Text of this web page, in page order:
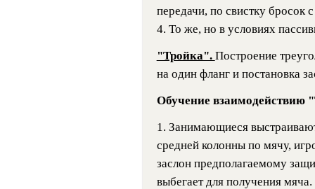
передачи, по свистку бросок
4. То же, но в условиях
"Тройка". Построение
на один фланг и постановка
Обучение взаимодействию
1. Занимающиеся
средней колонны по мячу,
заслон предполагаемому
выбегает для получения